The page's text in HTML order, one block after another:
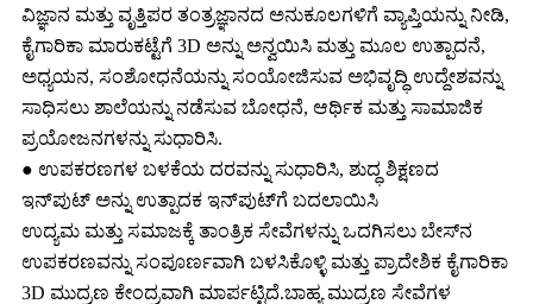
ವಿಜ್ಞಾನ ಮತ್ತು ವೃತ್ತಿಪರ ತಂತ್ರಜ್ಞಾನದ ಅನುಕೂಲಗಳಿಗೆ ವ್ಯಾಪ್ತಿಯನ್ನು ನೀಡಿ,
ಕೈಗಾರಿಕಾ ಮಾರುಕಟ್ಟೆಗೆ 3D ಅನ್ನು ಅನ್ವಯಿಸಿ ಮತ್ತು ಮೂಲ ಉತ್ಪಾದನೆ,
ಅಧ್ಯಯನ, ಸಂಶೋಧನೆಯನ್ನು ಸಂಯೋಜಿಸುವ ಅಭಿವೃದ್ಧಿ ಉದ್ದೇಶವನ್ನು
ಸಾಧಿಸಲು ಶಾಲೆಯನ್ನು ನಡೆಸುವ ಬೋಧನೆ, ಆರ್ಥಿಕ ಮತ್ತು ಸಾಮಾಜಿಕ
ಪ್ರಯೋಜನಗಳನ್ನು ಸುಧಾರಿಸಿ.
● ಉಪಕರಣಗಳ ಬಳಕೆಯ ದರವನ್ನು ಸುಧಾರಿಸಿ, ಶುದ್ಧ ಶಿಕ್ಷಣದ
ಇನ್‌ಪುಟ್ ಅನ್ನು ಉತ್ಪಾದಕ ಇನ್‌ಪುಟ್‌ಗೆ ಬದಲಾಯಿಸಿ
ಉದ್ಯಮ ಮತ್ತು ಸಮಾಜಕ್ಕೆ ತಾಂತ್ರಿಕ ಸೇವೆಗಳನ್ನು ಒದಗಿಸಲು ಬೇಸ್‌ನ
ಉಪಕರಣವನ್ನು ಸಂಪೂರ್ಣವಾಗಿ ಬಳಸಿಕೊಳ್ಳಿ ಮತ್ತು ಪ್ರಾದೇಶಿಕ ಕೈಗಾರಿಕಾ
3D ಮುದ್ರಣ ಕೇಂದ್ರವಾಗಿ ಮಾರ್ಪಟ್ಟಿದೆ.ಬಾಹ್ಯ ಮುದ್ರಣ ಸೇವೆಗಳ